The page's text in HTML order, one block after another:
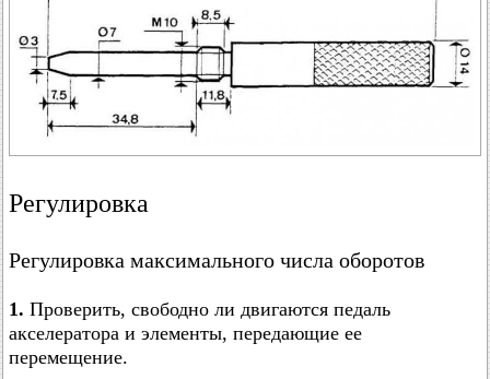
Регулировка
Регулировка максимального числа оборотов
1. Проверить, свободно ли двигаются педаль
акселератора и элементы, передающие ее
перемещение.